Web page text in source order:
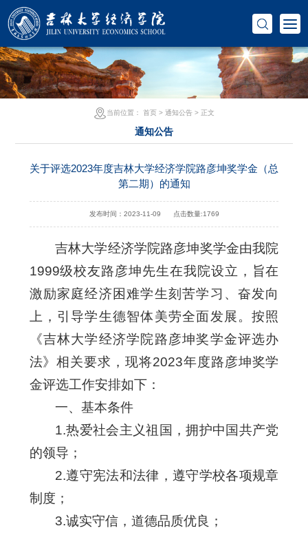
当前位置： 首页> 通知公告> 正文
通知公告
关于评选2023年度吉林大学经济学院路彦坤奖学金（总
第二期）的通知
发布时间：2023-11-09 点击数量:1769
吉林大学经济学院路彦坤奖学金由我院
1999级校友路彦坤先生在我院设立，旨在
激励家庭经济困难学生刻苦学习、奋发向
上，引导学生德智体美劳全面发展。按照
《吉林大学经济学院路彦坤奖学金评选办
法》相关要求，现将2023年度路彦坤奖学
金评选工作安排如下：
一、基本条件
1.热爱社会主义祖国，拥护中国共产党
的领导；
2.遵守宪法和法律，遵守学校各项规章
制度；
3.诚实守信，道德品质优良；